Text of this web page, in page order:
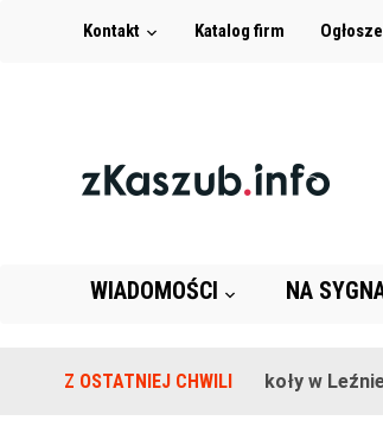
Kontakt Katalog firm
WIADOMOŚCI NA
Z OSTATNIEJ CHWILI
Na terenie szkoły w Leźnie